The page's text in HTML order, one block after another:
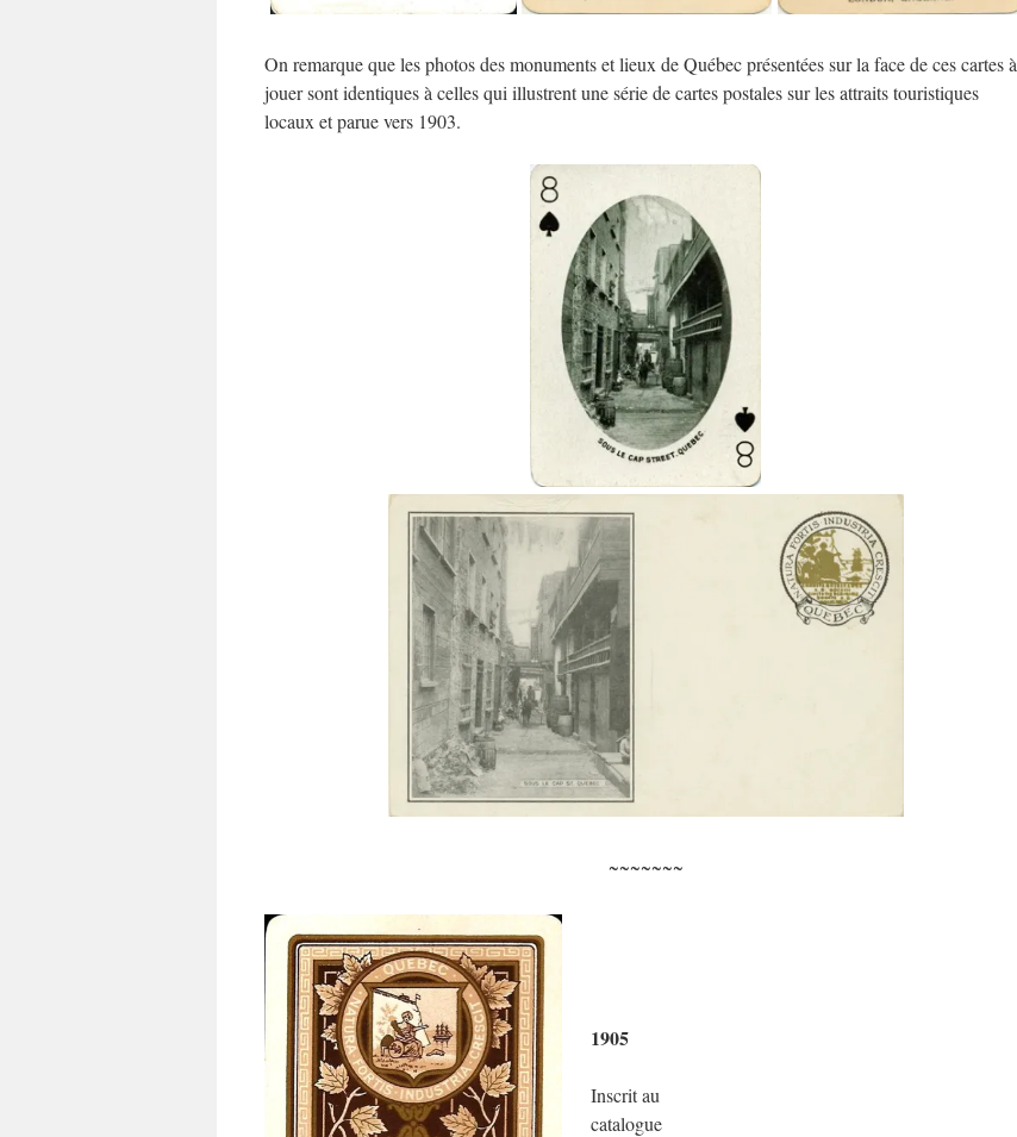
On remarque que les photos des monuments et lieux de Québec présentées sur la face de ces cartes à
jouer sont identiques à celles qui illustrent une série de cartes postales sur les attraits touristiques
locaux et parue vers 1903.
~~~~~~~
1905
Inscrit au
catalogue